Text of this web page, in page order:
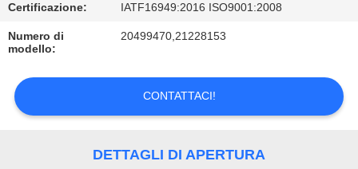
NOTIZIE
CASI
Certificazione: IATF16949:2016 ISO9001:2008
Numero di
modello:
20499470,21228153
CONTATTACI!
DETTAGLI DI APERTURA